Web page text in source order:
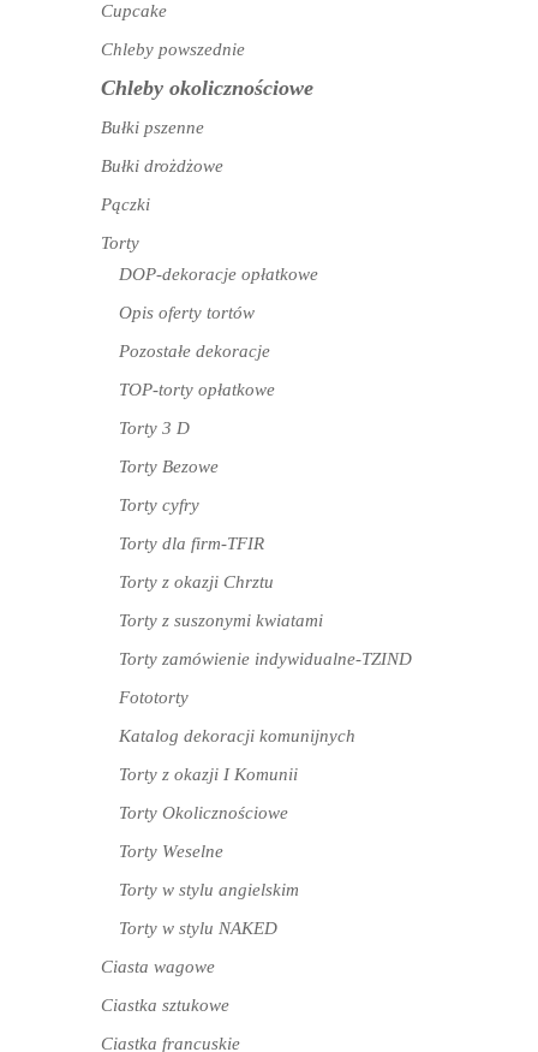
Cupcake
Chleby powszednie
Chleby okolicznościowe
Bułki pszenne
Bułki drożdżowe
Pączki
Torty
DOP-dekoracje opłatkowe
Opis oferty tortów
Pozostałe dekoracje
TOP-torty opłatkowe
Torty 3 D
Torty Bezowe
Torty cyfry
Torty dla firm-TFIR
Torty z okazji Chrztu
Torty z suszonymi kwiatami
Torty zamówienie indywidualne-TZIND
Fototorty
Katalog dekoracji komunijnych
Torty z okazji I Komunii
Torty Okolicznościowe
Torty Weselne
Torty w stylu angielskim
Torty w stylu NAKED
Ciasta wagowe
Ciastka sztukowe
Ciastka francuskie